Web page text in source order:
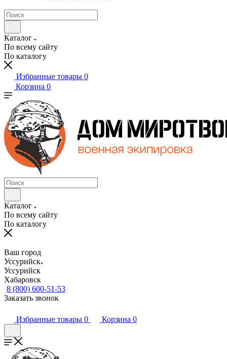
Каталог
По всему сайту
По каталогу
Избранные товары 0
Корзина 0
Каталог
По всему сайту
По каталогу
Ваш город
Уссурийск
Уссурийск
Хабаровск
8 (800) 600-51-53
Заказать звонок
Избранные товары 0 Корзина 0